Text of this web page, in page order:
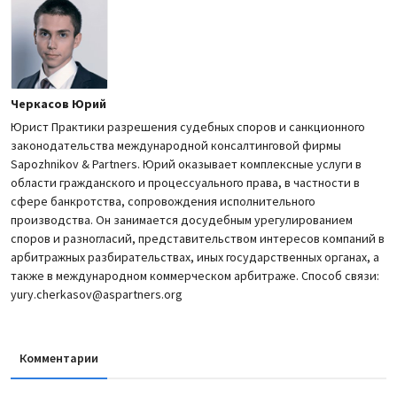
Черкасов Юрий
Юрист Практики разрешения судебных споров и санкционного
законодательства международной консалтинговой фирмы
Sapozhnikov & Partners. Юрий оказывает комплексные услуги в
области гражданского и процессуального права, в частности в
сфере банкротства, сопровождения исполнительного
производства. Он занимается досудебным урегулированием
споров и разногласий, представительством интересов компаний в
арбитражных разбирательствах, иных государственных органах, а
также в международном коммерческом арбитраже. Способ связи:
yury.cherkasov@aspartners.org
Комментарии